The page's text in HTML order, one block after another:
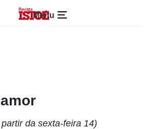
Menu
da sexta-feira 14)